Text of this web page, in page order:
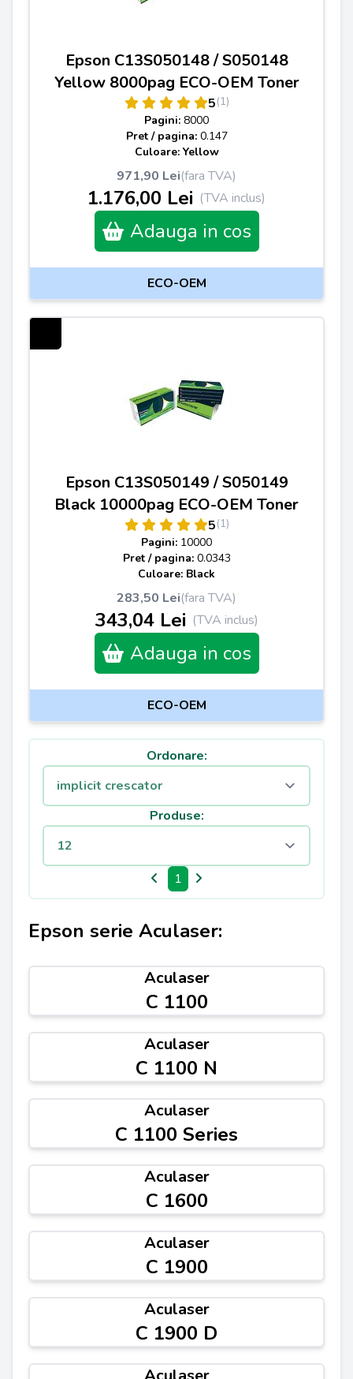
Epson C13S050148 / S050148
Yellow 8000pag ECO-OEM Toner
5(1)
Pagini: 8000
Pret / pagina: 0.147
Culoare: Yellow
971,90 Lei(fara TVA)
1.176,00 Lei (TVA inclus)
Adauga in cos
ECO-OEM
Epson C13S050149 / S050149
Black 10000pag ECO-OEM Toner
5(1)
Pagini: 10000
Pret / pagina: 0.0343
Culoare: Black
283,50 Lei(fara TVA)
343,04 Lei (TVA inclus)
Adauga in cos
ECO-OEM
Ordonare:
Produse:
1
Epson serie Aculaser:
Aculaser
C 1100
Aculaser
C 1100 N
Aculaser
C 1100 Series
Aculaser
C 1600
Aculaser
C 1900
Aculaser
C 1900 D